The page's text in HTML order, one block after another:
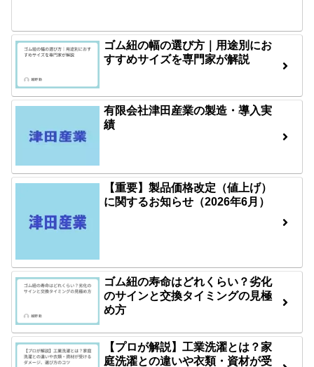
ゴム紐の幅の選び方｜用途別にお
すすめサイズを専門家が解説
有限会社津田産業の製造・導入実
績
【重要】製品価格改定（値上げ）
に関するお知らせ（2026年6月）
ゴム紐の寿命はどれくらい？劣化
のサインと交換タイミングの見極
め方
【プロが解説】工業洗濯とは？家
庭洗濯との違いや衣類・資材が受